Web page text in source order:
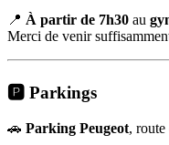
📍 À partir de 7h30 au
Merci de venir
🅿️ Parkings
🚗 Parking Peugeot, route